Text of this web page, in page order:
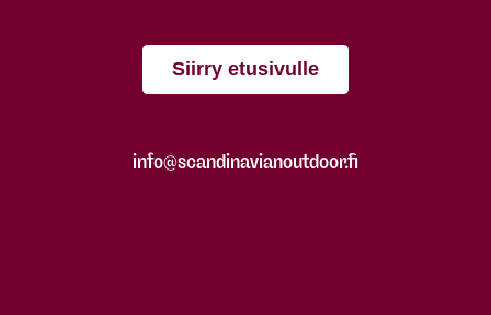
Siirry etusivulle
info@scandinavianoutdoor.fi